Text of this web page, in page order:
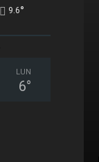
9.6°
LUN
6°